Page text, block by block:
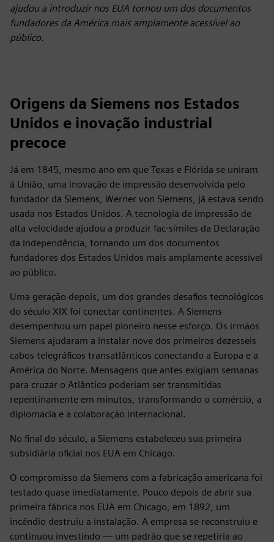
ajudou a introduzir nos EUA tornou um dos documentos
fundadores da América mais amplamente acessível ao
público.
Origens da Siemens nos Estados
Unidos e inovação industrial
precoce
Já em 1845, mesmo ano em que Texas e Flórida se uniram
à União, uma inovação de impressão desenvolvida pelo
fundador da Siemens, Werner von Siemens, já estava sendo
usada nos Estados Unidos. A tecnologia de impressão de
alta velocidade ajudou a produzir fac-símiles da Declaração
da Independência, tornando um dos documentos
fundadores dos Estados Unidos mais amplamente acessível
ao público.
Uma geração depois, um dos grandes desafios tecnológicos
do século XIX foi conectar continentes. A Siemens
desempenhou um papel pioneiro nesse esforço. Os irmãos
Siemens ajudaram a instalar nove dos primeiros dezesseis
cabos telegráficos transatlânticos conectando a Europa e a
América do Norte. Mensagens que antes exigiam semanas
para cruzar o Atlântico poderiam ser transmitidas
repentinamente em minutos, transformando o comércio, a
diplomacia e a colaboração internacional.
No final do século, a Siemens estabeleceu sua primeira
subsidiária oficial nos EUA em Chicago.
O compromisso da Siemens com a fabricação americana foi
testado quase imediatamente. Pouco depois de abrir sua
primeira fábrica nos EUA em Chicago, em 1892, um
incêndio destruiu a instalação. A empresa se reconstruiu e
continuou investindo — um padrão que se repetiria ao